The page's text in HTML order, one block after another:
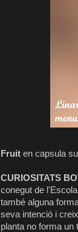
Fruit en capsula
CURIOSITATS
conegut de
també alguna
seva intenció i
planta no forma